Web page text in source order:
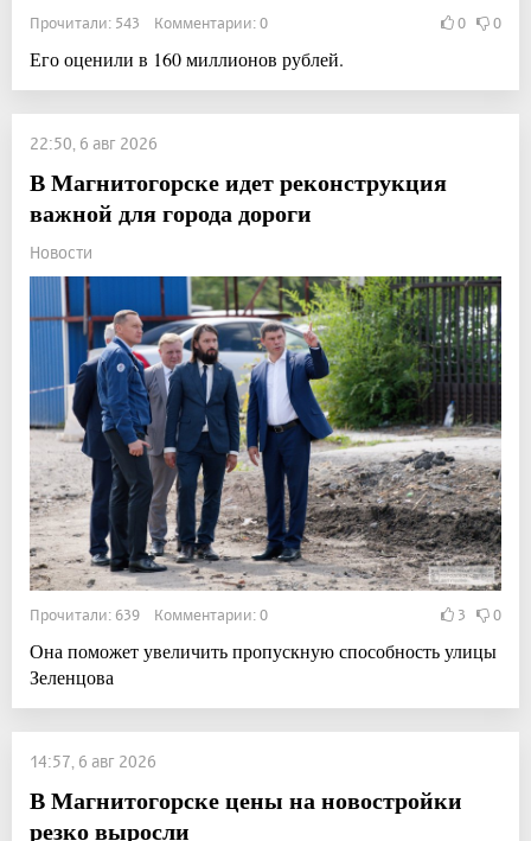
Прочитали: 543 Комментарии: 0 0 0
Его оценили в 160 миллионов рублей.
22:50, 6 авг 2026
В Магнитогорске идет реконструкция
важной для города дороги
Новости
Прочитали: 639 Комментарии: 0 3 0
Она поможет увеличить пропускную способность улицы
Зеленцова
14:57, 6 авг 2026
В Магнитогорске цены на новостройки
резко выросли